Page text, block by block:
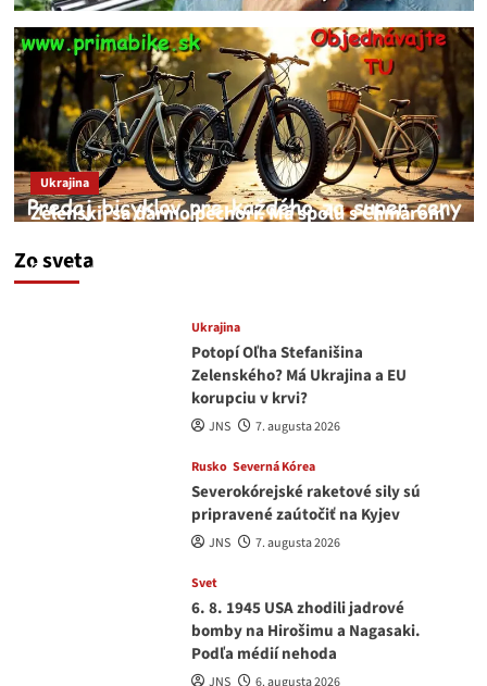
Zo sveta
Ukrajina
Zelenskij sa darmo pechorí. Má spolu s Chmarom
medvedar
Ukrajina
Potopí Oľha Stefanišina
Zelenského? Má Ukrajina a EU
korupciu v krvi?
JNS 7. augusta 2026
Rusko Severná Kórea
Severokórejské raketové sily sú
pripravené zaútočiť na Kyjev
JNS 7. augusta 2026
Svet
6. 8. 1945 USA zhodili jadrové
bomby na Hirošimu a Nagasaki.
Podľa médií nehoda
JNS 6. augusta 2026